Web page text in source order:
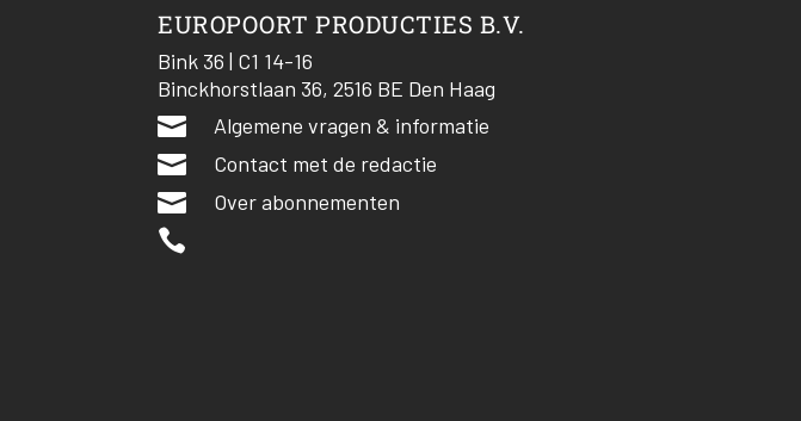
EUROPOORT PRODUCTIES B.V.
Bink 36 | C1 14-16
Binckhorstlaan 36, 2516 BE Den Haag
 Algemene vragen & informatie
 Contact met de redactie
 Over abonnementen
